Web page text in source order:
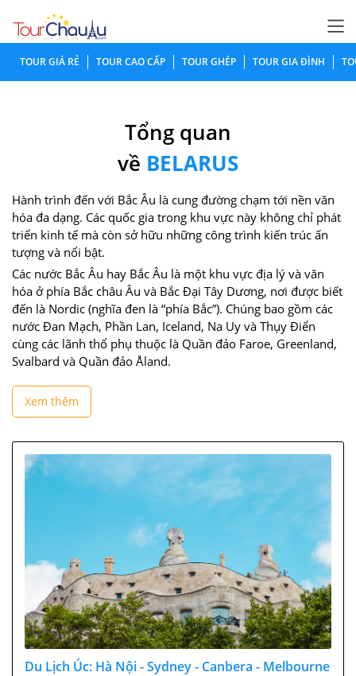
TOUR GIÁ RẺ TOUR CAO CẤP TOUR GHÉP TOUR GIA ĐÌNH
Các nước Bắc Âu hay Bắc Âu là một khu vực địa lý và văn
hóa ở phía Bắc châu Âu và Bắc Đại Tây Dương, nơi được biết
đến là Nordic (nghĩa đen là “phía Bắc”). Chúng bao gồm các
nước Đan Mạch, Phần Lan, Iceland, Na Uy và Thụy Điển
cùng các lãnh thổ phụ thuộc là Quần đảo Faroe, Greenland,
Svalbard và Quần đảo Åland.
Xem thêm
Tổng quan
về BELARUS
Hành trình đến với Bắc Âu là cung đường chạm tới nền văn
hóa đa dạng. Các quốc gia trong khu vực này không chỉ phát
triển kinh tế mà còn sở hữu những công trình kiến trúc ấn
tượng và nổi bật.
Du Lịch Úc: Hà Nội - Sydney - Canbera - Melbourne